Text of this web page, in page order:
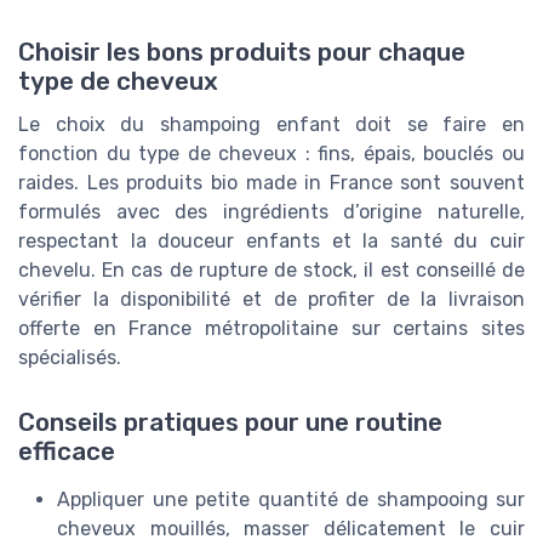
Choisir les bons produits pour chaque
type de cheveux
Le choix du shampoing enfant doit se faire en
fonction du type de cheveux : fins, épais, bouclés ou
raides. Les produits bio made in France sont souvent
formulés avec des ingrédients d’origine naturelle,
respectant la douceur enfants et la santé du cuir
chevelu. En cas de rupture de stock, il est conseillé de
vérifier la disponibilité et de profiter de la livraison
offerte en France métropolitaine sur certains sites
spécialisés.
Conseils pratiques pour une routine
efficace
Appliquer une petite quantité de shampooing sur
cheveux mouillés, masser délicatement le cuir